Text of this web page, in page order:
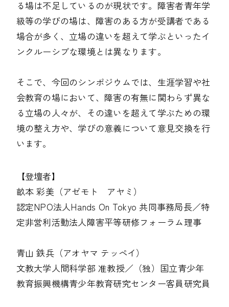
る場は不足しているのが現状です。障害者青年学
級等の学びの場は、障害のある方が受講者である
場合が多く、立場の違いを超えて学ぶといったイ
ンクルーシブな環境とは異なります。
そこで、今回のシンポジウムでは、生涯学習や社
会教育の場において、障害の有無に関わらず異な
る立場の人々が、その違いを超えて学ぶための環
境の整え方や、学びの意義について意見交換を行
います。
【登壇者】
畝本 彩美（アゼモト アヤミ）
認定NPO法人Hands On Tokyo 共同事務局長／特
定非営利活動法人障害平等研修フォーラム理事
青山 鉄兵（アオヤマ テッペイ）
文教大学人間科学部 准教授／（独）国立青少年
教育振興機構青少年教育研究センター客員研究員